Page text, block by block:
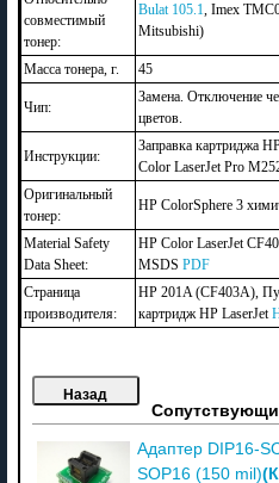
совместимый
тонер:
Bulat 105.1 , Imex
Mitsubishi)
Масса тонера, г. 45
Чип:
Замена. Отключение
цветов.
Инструкции:
Заправка картриджа
Color LaserJet Pro
Оригинальный
тонер:
HP ColorSphere 3
Material Safety
Data Sheet:
HP Color LaserJet
MSDS PDF
Страница
производителя:
HP 201A (CF403A),
картридж HP LaserJet
Адаптер DIP16-
SOP16 (150 mil)